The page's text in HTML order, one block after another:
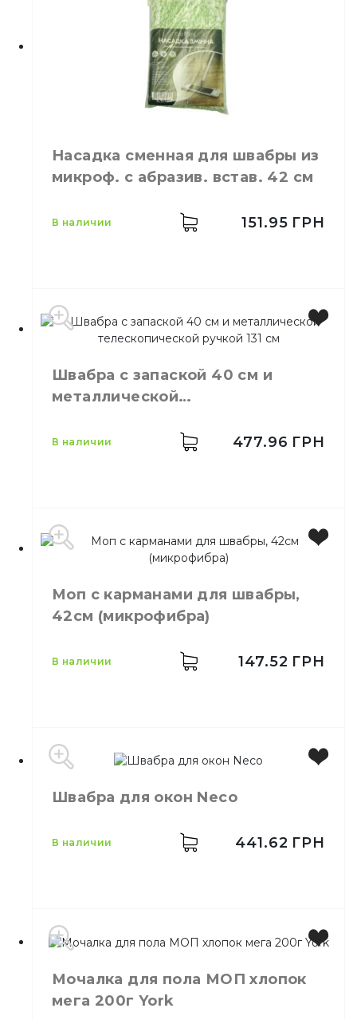
60 см
Хлопок
Насадка сменная для швабры из
микроф. с абразив. встав. 42 см
в наличии 151.95 ГРН
Швабра с запаской 40 см и
металлической
Производитель
Китай
Цвет
Фиолетовый
Высота
131см
Материал
Микрофибра
в наличии 477.96 ГРН
Моп с карманами для швабры,
42см (микрофибра)
Размер
42 см
Материал
Микрофибра
в наличии 147.52 ГРН
Швабра для окон Neco
Бренд
Neco
Назначение
Мытье стекол
в наличии 441.62 ГРН
Мочалка для пола МОП хлопок
мега 200г York